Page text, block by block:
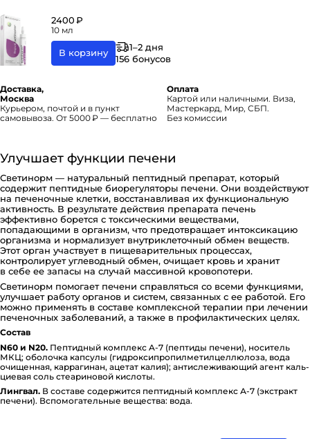
2400 ₽
10 мл
В корзину
1–2 дня
156 бонусов
Доставка,
Москва
Курьером, почтой и в пункт
самовывоза. От 5000 ₽ — бесплатно
Оплата
Картой или наличными. Виза,
Мастеркард, Мир, СБП.
Без комиссии
Улучшает функции печени
Светинорм — натуральный пептидный препарат, который
содержит пептидные биорегуляторы печени. Они воздействуют
на печеночные клетки, восстанавливая их функциональную
активность. В результате действия препарата печень
эффективно борется с токсическими веществами,
попадающими в организм, что предотвращает интоксикацию
организма и нормализует внутриклеточный обмен веществ.
Этот орган участвует в пищеварительных процессах,
контролирует углеводный обмен, очищает кровь и хранит
в себе ее запасы на случай массивной кровопотери.
Светинорм помогает печени справляться со всеми функциями,
улучшает работу органов и систем, связанных с ее работой. Его
можно применять в составе комплексной терапии при лечении
печеночных заболеваний, а также в профилактических целях.
Состав
N60 и N20. Пептидный комплекс A-7 (пептиды печени), носитель
МКЦ; оболочка капсулы (ги­д­ро­к­си­п­ро­пи­л­ме­ти­л­це­л­лю­ло­за, вода
очищенная, ка­р­ра­ги­нан, ацетат калия); ан­ти­с­ле­жи­ва­ю­щий агент каль­
ци­е­вая соль сте­а­ри­но­вой кислоты.
Лингвал. В составе со­де­р­жи­т­ся пептидный комплекс А-7 (экстракт
печени). Вспо­мо­га­тель­ные вещества: вода.